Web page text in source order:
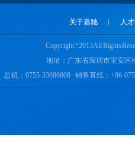
关于嘉驰 ︱ 人
Copyright ? 2013 All Rights
地址：广东省深圳市宝安区
总 机：0755-33686808 销售直线：+86-